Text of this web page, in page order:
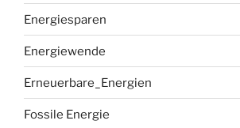
Energiesparen
Energiewende
Erneuerbare_Energien
Fossile Energie